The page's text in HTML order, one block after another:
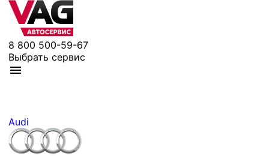
8 800 500-59-67
Выбрать сервис
Audi